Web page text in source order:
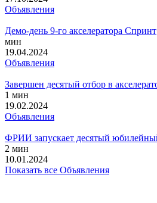
Объявления
Демо-день 9-го акселератора Спринт
мин
19.04.2024
Объявления
Завершен десятый отбор в
1 мин
19.02.2024
Объявления
ФРИИ запускает десятый
2 мин
10.01.2024
Показать все Объявления